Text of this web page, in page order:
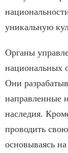
уникальную
Органы
национальных
Они
направленные
наследия.
проводить
основываясь